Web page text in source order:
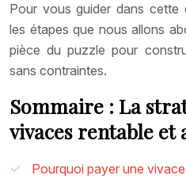
Pour vous guider dans cette
les étapes que nous allons
pièce du puzzle pour
sans contraintes.
Sommaire : La
vivaces rentable et
Pourquoi payer une